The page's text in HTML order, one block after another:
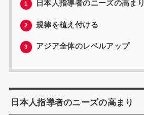
1 日本人指導者のニーズの高まり
2 規律を植え付ける
3 アジア全体のレベルアップ
日本人指導者のニーズの高まり